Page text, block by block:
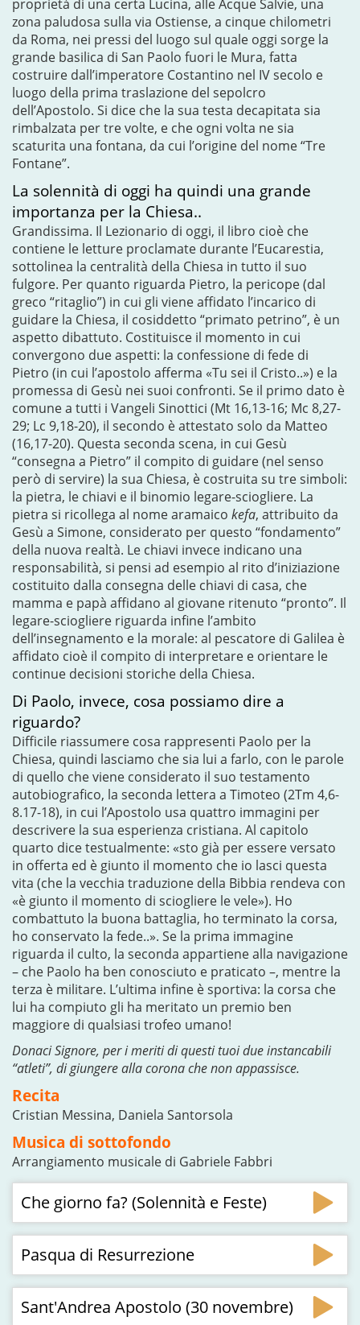
proprietà di una certa Lucina, alle Acque Salvie, una
zona paludosa sulla via Ostiense, a cinque chilometri
da Roma, nei pressi del luogo sul quale oggi sorge la
grande basilica di San Paolo fuori le Mura, fatta
costruire dall’imperatore Costantino nel IV secolo e
luogo della prima traslazione del sepolcro
dell’Apostolo. Si dice che la sua testa decapitata sia
rimbalzata per tre volte, e che ogni volta ne sia
scaturita una fontana, da cui l’origine del nome “Tre
Fontane”.
La solennità di oggi ha quindi una grande
importanza per la Chiesa..
Grandissima. Il Lezionario di oggi, il libro cioè che
contiene le letture proclamate durante l’Eucarestia,
sottolinea la centralità della Chiesa in tutto il suo
fulgore. Per quanto riguarda Pietro, la pericope (dal
greco “ritaglio”) in cui gli viene affidato l’incarico di
guidare la Chiesa, il cosiddetto “primato petrino”, è un
aspetto dibattuto. Costituisce il momento in cui
convergono due aspetti: la confessione di fede di
Pietro (in cui l’apostolo afferma «Tu sei il Cristo..») e la
promessa di Gesù nei suoi confronti. Se il primo dato è
comune a tutti i Vangeli Sinottici (Mt 16,13-16; Mc 8,27-
29; Lc 9,18-20), il secondo è attestato solo da Matteo
(16,17-20). Questa seconda scena, in cui Gesù
“consegna a Pietro” il compito di guidare (nel senso
però di servire) la sua Chiesa, è costruita su tre simboli:
la pietra, le chiavi e il binomio legare-sciogliere. La
pietra si ricollega al nome aramaico kefa, attribuito da
Gesù a Simone, considerato per questo “fondamento”
della nuova realtà. Le chiavi invece indicano una
responsabilità, si pensi ad esempio al rito d’iniziazione
costituito dalla consegna delle chiavi di casa, che
mamma e papà affidano al giovane ritenuto “pronto”. Il
legare-sciogliere riguarda infine l’ambito
dell’insegnamento e la morale: al pescatore di Galilea è
affidato cioè il compito di interpretare e orientare le
continue decisioni storiche della Chiesa.
Di Paolo, invece, cosa possiamo dire a
riguardo?
Difficile riassumere cosa rappresenti Paolo per la
Chiesa, quindi lasciamo che sia lui a farlo, con le parole
di quello che viene considerato il suo testamento
autobiografico, la seconda lettera a Timoteo (2Tm 4,6-
8.17-18), in cui l’Apostolo usa quattro immagini per
descrivere la sua esperienza cristiana. Al capitolo
quarto dice testualmente: «sto già per essere versato
in offerta ed è giunto il momento che io lasci questa
vita (che la vecchia traduzione della Bibbia rendeva con
«è giunto il momento di sciogliere le vele»). Ho
combattuto la buona battaglia, ho terminato la corsa,
ho conservato la fede..». Se la prima immagine
riguarda il culto, la seconda appartiene alla navigazione
– che Paolo ha ben conosciuto e praticato –, mentre la
terza è militare. L’ultima infine è sportiva: la corsa che
lui ha compiuto gli ha meritato un premio ben
maggiore di qualsiasi trofeo umano!
Donaci Signore, per i meriti di questi tuoi due instancabili
“atleti”, di giungere alla corona che non appassisce.
Recita
Cristian Messina, Daniela Santorsola
Musica di sottofondo
Arrangiamento musicale di Gabriele Fabbri
Che giorno fa? (Solennità e Feste)
Pasqua di Resurrezione
Sant'Andrea Apostolo (30 novembre)